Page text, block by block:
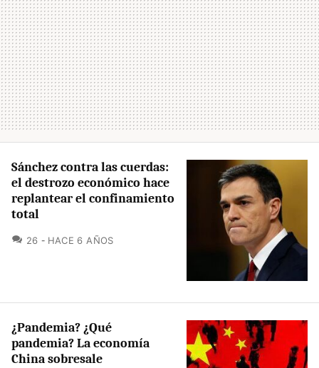
Sánchez contra las cuerdas:
el destrozo económico hace
replantear el confinamiento
total
26 COMENTARIOS
HACE 6 AÑOS
¿Pandemia? ¿Qué
pandemia? La economía
China sobresale